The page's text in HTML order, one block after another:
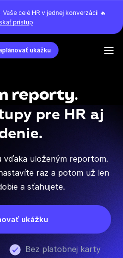
Vaše celé HR v jednej konverzácii 🔥
prístup
ukážku
reporty.
pre HR aj
vďaka uloženým reportom.
raz a potom už len
a sťahujete.
ukážku
Bez platobnej karty